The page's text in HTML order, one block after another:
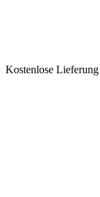
Kostenlose Lieferung